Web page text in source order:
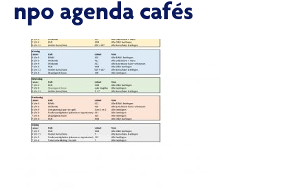
npo agenda cafés